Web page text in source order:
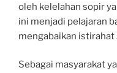
oleh kelelahan sopir
ini menjadi pelajaran
mengabaikan istirahat
Sebagai masyarakat